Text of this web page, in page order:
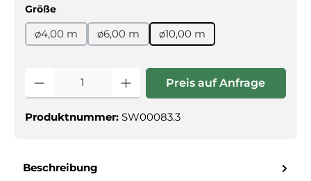
Größeauswählen
ø4,00 m ø6,00 m ø10,00 m
Produkt Anzahl: Gib den
Preis auf Anfrage
Produktnummer: SW00083.3
Beschreibung